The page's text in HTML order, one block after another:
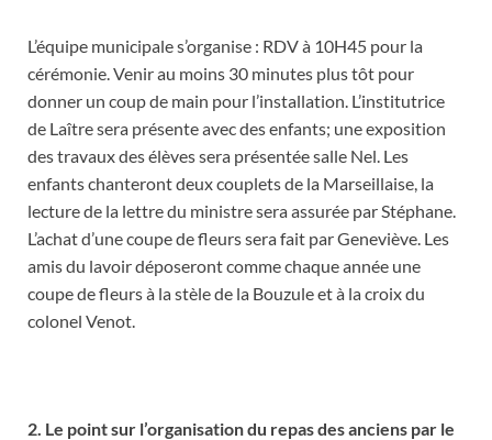
L’équipe municipale s’organise : RDV à 10H45 pour la
cérémonie. Venir au moins 30 minutes plus tôt pour
donner un coup de main pour l’installation. L’institutrice
de Laître sera présente avec des enfants; une exposition
des travaux des élèves sera présentée salle Nel. Les
enfants chanteront deux couplets de la Marseillaise, la
lecture de la lettre du ministre sera assurée par Stéphane.
L’achat d’une coupe de fleurs sera fait par Geneviève. Les
amis du lavoir déposeront comme chaque année une
coupe de fleurs à la stèle de la Bouzule et à la croix du
colonel Venot.
2. Le point sur l’organisation du repas des anciens par le